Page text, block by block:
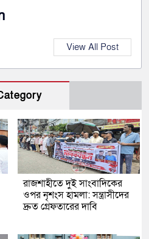
View All Post
রাজশাহীতে দুই সাংবাদিকের
ওপর নৃশংস হামলা: সন্ত্রাসীদের
দ্রুত গ্রেফতারের দাবি